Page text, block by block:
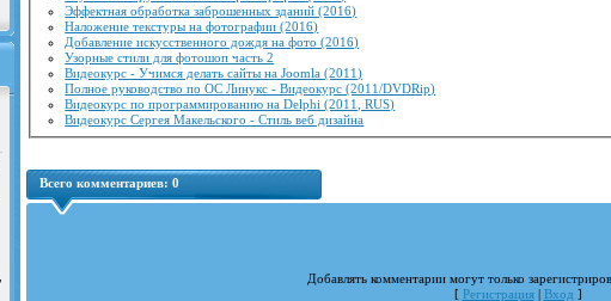
Эффектная обработка заброшенных зданий (2016)
Наложение текстуры на фотографии (2016)
Добавление искусственного дождя на фото (2016)
Узорные стили для фотошоп часть 2
Видеокурс - Учимся делать сайты на Joomla (2011)
Полное руководство по ОС Линукс - Видеокурс (2011/DVDRip)
Видеокурс по программированию на Delphi (2011, RUS)
Видеокурс Сергея Maкельского - Стиль веб дизайна
Всего комментариев: 0
Добавлять комментарии могут только
[ Регистрация| Вход ]